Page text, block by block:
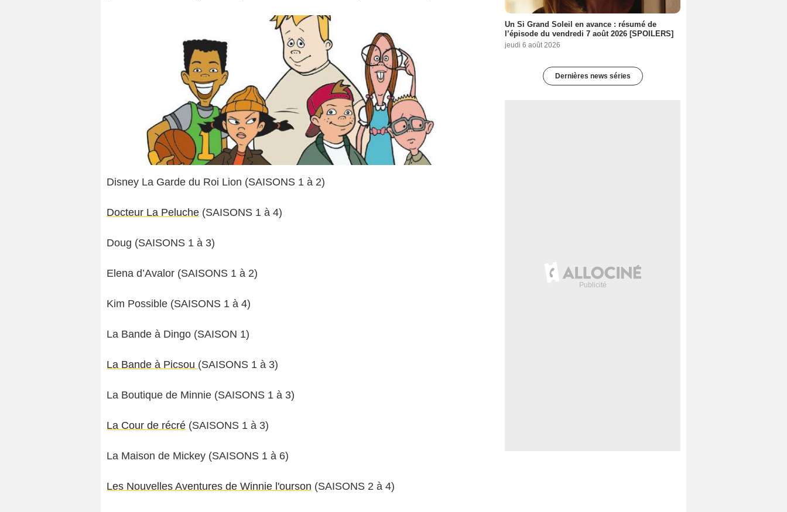
Disney La Garde du Roi Lion (SAISONS 1 à 2)
Docteur La Peluche (SAISONS 1 à 4)
Doug (SAISONS 1 à 3)
Elena d’Avalor (SAISONS 1 à 2)
Kim Possible (SAISONS 1 à 4)
La Bande à Dingo (SAISON 1)
La Bande à Picsou (SAISONS 1 à 3)
La Boutique de Minnie (SAISONS 1 à 3)
La Cour de récré (SAISONS 1 à 3)
La Maison de Mickey (SAISONS 1 à 6)
Les Nouvelles Aventures de Winnie l'ourson (SAISONS 2 à 4)
Un Si Grand Soleil en avance : résumé de
l’épisode du vendredi 7 août 2026 [SPOILERS]
jeudi 6 août 2026
Dernières news séries